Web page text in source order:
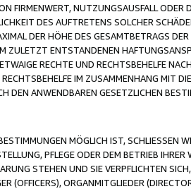
FIRMENWERT, NUTZUNGSAUSFALL ODER
DES AUFTRETENS SOLCHER
DER HÖHE DES GESAMTBETRAGS
ENTSTANDENEN
RECHTE UND RECHTSBEHELFE
IM ZUSAMMENHANG MIT
DEN ANWENDBAREN GESETZLICHEN
MÖGLICH IST, SCHLIESSEN
PFLEGE ODER DEM BETRIEB IHRER
STEHEN UND SIE VERPFLICHTEN
(OFFICERS), ORGANMITGLIEDER